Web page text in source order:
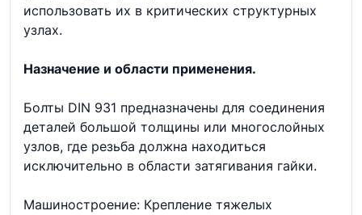
использовать их в критических структурных
узлах.
Назначение и области применения.
Болты DIN 931 предназначены для соединения
деталей большой толщины или многослойных
узлов, где резьба должна находиться
исключительно в области затягивания гайки.
Машиностроение: Крепление тяжелых